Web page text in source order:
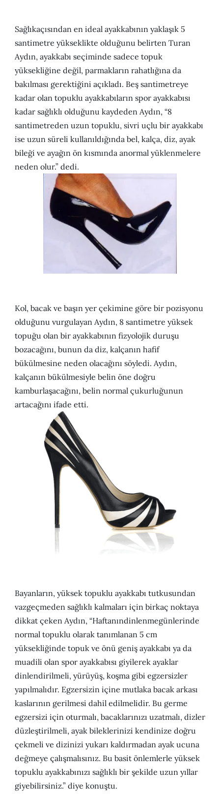
Sağlıkaçısından en ideal ayakkabının yaklaşık 5
santimetre yükseklikte olduğunu belirten Turan
Aydın, ayakkabı seçiminde sadece topuk
yüksekliğine değil, parmakların rahatlığına da
bakılması gerektiğini açıkladı. Beş santimetreye
kadar olan topuklu ayakkabıların spor ayakkabısı
kadar sağlıklı olduğunu kaydeden Aydın, “8
santimetreden uzun topuklu, sivri uçlu bir ayakkabı
ise uzun süreli kullanıldığında bel, kalça, diz, ayak
bileği ve ayağın ön kısmında anormal yüklenmelere
neden olur.” dedi.
Kol, bacak ve başın yer çekimine göre bir pozisyonu
olduğunu vurgulayan Aydın, 8 santimetre yüksek
topuğu olan bir ayakkabının fizyolojik duruşu
bozacağını, bunun da diz, kalçanın hafif
bükülmesine neden olacağını söyledi. Aydın,
kalçanın bükülmesiyle belin öne doğru
kamburlaşacağını, belin normal çukurluğunun
artacağını ifade etti.
Bayanların, yüksek topuklu ayakkabı tutkusundan
vazgeçmeden sağlıklı kalmaları için birkaç noktaya
dikkat çeken Aydın, “Haftanındinlenmegünlerinde
normal topuklu olarak tanımlanan 5 cm
yüksekliğinde topuk ve önü geniş ayakkabı ya da
muadili olan spor ayakkabısı giyilerek ayaklar
dinlendirilmeli, yürüyüş, koşma gibi egzersizler
yapılmalıdır. Egzersizin içine mutlaka bacak arkası
kaslarının gerilmesi dahil edilmelidir. Bu germe
egzersizi için oturmalı, bacaklarınızı uzatmalı, dizler
düzleştirilmeli, ayak bileklerinizi kendinize doğru
çekmeli ve dizinizi yukarı kaldırmadan ayak ucuna
değmeye çalışmalısınız. Bu basit önlemlerle yüksek
topuklu ayakkabınızı sağlıklı bir şekilde uzun yıllar
giyebilirsiniz.” diye konuştu.